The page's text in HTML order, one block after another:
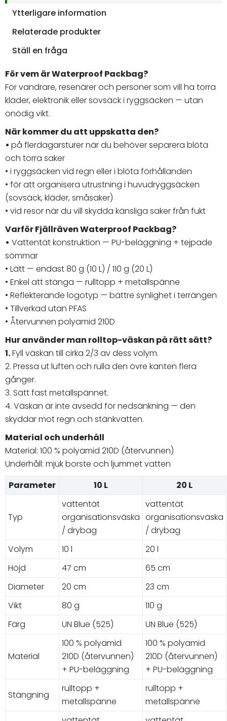
Ytterligare information
Relaterade produkter
Ställ en fråga
För vem är Waterproof Packbag?
För vandrare, resenärer och personer som vill ha torra
kläder, elektronik eller sovsäck i ryggsäcken — utan
onödig vikt.
När kommer du att uppskatta den?
• på flerdagarsturer när du behöver separera blöta
och torra saker
• i ryggsäcken vid regn eller i blöta förhållanden
• för att organisera utrustning i huvudryggsäcken
(sovsäck, kläder, småsaker)
• vid resor när du vill skydda känsliga saker från fukt
Varför Fjällräven Waterproof Packbag?
• Vattentät konstruktion — PU-beläggning + tejpade
sömmar
• Lätt — endast 80 g (10 L) / 110 g (20 L)
• Enkel att stänga — rulltopp + metallspänne
• Reflekterande logotyp — bättre synlighet i terrängen
• Tillverkad utan PFAS
• Återvunnen polyamid 210D
Hur använder man rolltop-väskan på rätt sätt?
1.Fyll väskan till cirka 2/3 av dess volym.
2. Pressa ut luften och rulla den övre kanten flera
gånger.
3. Sätt fast metallspännet.
4. Väskan är inte avsedd för nedsänkning — den
skyddar mot regn och stänkvatten.
Material och underhåll
Material: 100 % polyamid 210D (återvunnen)
Underhåll: mjuk borste och ljummet vatten
Parameter
10 L 20 L
Typ
vattentät
organisationsväska
/ drybag
vattentät
organisationsväska
/ drybag
Volym
10 l
20 l
Höjd
47 cm
65 cm
Diameter
20 cm
23 cm
Vikt
80 g
110 g
Färg
UN Blue (525) UN Blue (525)
Material
100 % polyamid
210D (återvunnen)
+ PU-beläggning
100 % polyamid
210D (återvunnen)
+ PU-beläggning
Stängning
rulltopp +
metallspänne
rulltopp +
metallspänne